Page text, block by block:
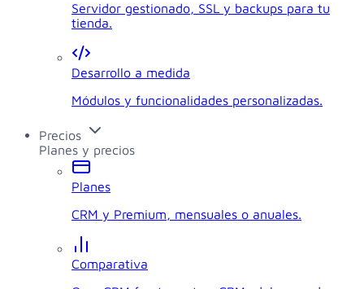
Servidor gestionado, SSL y backups para tu
tienda.
Desarrollo a medida
Módulos y funcionalidades personalizadas.
Precios
Planes y precios
Planes
CRM y Premium, mensuales o anuales.
Comparativa